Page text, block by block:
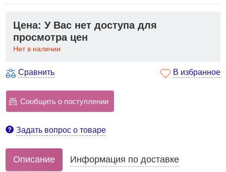
Цена: У Вас нет доступа для
просмотра цен
Нет в наличии
Сравнить В избранное
Сообщить о поступлении
Задать вопрос о товаре
Описание Информация по доставке